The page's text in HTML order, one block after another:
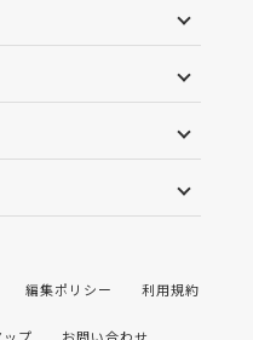
編集ポリシー 利用規約